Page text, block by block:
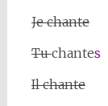
Je chante
Tuchantes
Il chante